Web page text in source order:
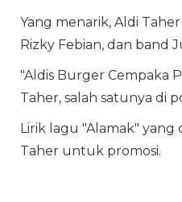
Yang menarik, Aldi
Rizky Febian, dan band
"Aldis Burger Cempaka
Taher, salah satunya di
Lirik lagu "Alamak"
Taher untuk promosi.